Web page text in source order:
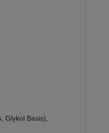
Glykol Basis),